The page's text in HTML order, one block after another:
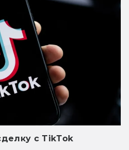
с TikTok